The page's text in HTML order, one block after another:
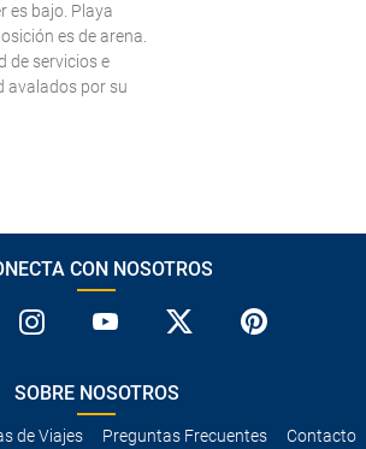
es bajo. Playa
es de arena.
de servicios e
avalados por su
CON NOSOTROS
SOBRE NOSOTROS
de Viajes Preguntas Frecuentes Contacto